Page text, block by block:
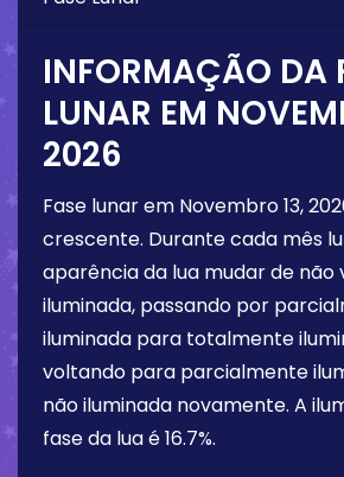
INFORMAÇÃO DA
LUNAR EM
2026
Fase lunar em Novembro 13,
crescente. Durante cada mês
aparência da lua mudar de não
iluminada, passando por
iluminada para totalmente
voltando para parcialmente
não iluminada novamente. A
fase da lua é16.7%.